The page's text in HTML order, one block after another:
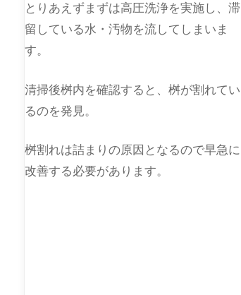
とりあえずまずは高圧洗浄を実施し、滞
留している水・汚物を流してしまいま
す。
清掃後桝内を確認すると、桝が割れてい
るのを発見。
桝割れは詰まりの原因となるので早急に
改善する必要があります。